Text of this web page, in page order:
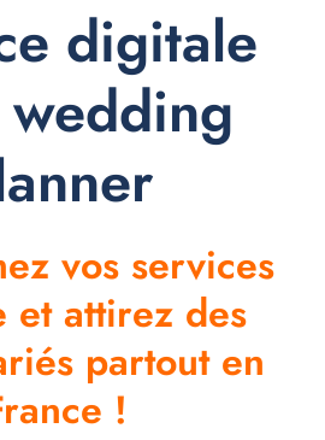
digitale
vos services
et attirez des
partout en
!